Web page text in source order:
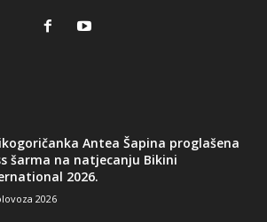
Antea Šapina proglašena
šarma na natjecanju Bikini
2026.
2026